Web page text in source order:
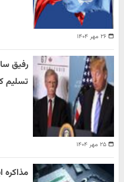
۲۶ مهر ۱۴۰۴
۲۵ مهر ۱۴۰۴
رفیق
تسلیم
مذاکره